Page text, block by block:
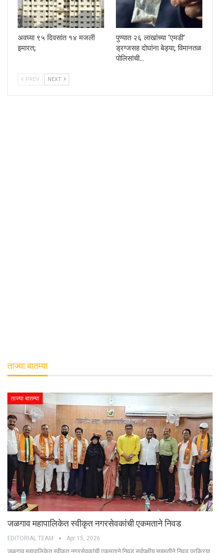
अवघ्या ९५ दिवसांत १४ मजली
इमारत;
पुण्यात २६ लाखांच्या ‘एमडी’
ड्रग्जसह दोघांना बेड्या; विमानतळ
पोलिसांची…
PREV NEXT
ताज्या बातम्या
ताज्या बातम्या
जळगाव महापालिकेत स्वीकृत नगरसेवकांची एकमताने निवड
EDITORIAL TEAM Apr 15, 2026
जळगाव महापालिकेत स्वीकृत नगरसेवकांची एकमताने निवड सर्वपक्षीय सहमतीने निवड प्रक्रिया